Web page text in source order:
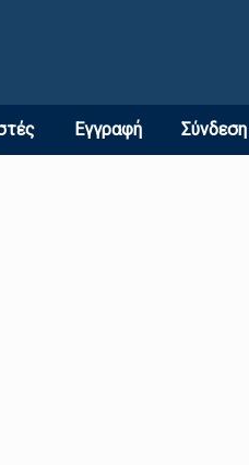
Εγγραφή Σύνδεση